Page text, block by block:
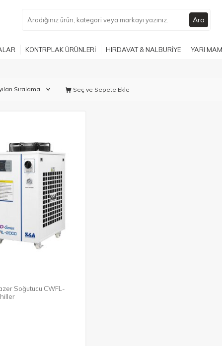
Ara
KONTRPLAK ÜRÜNLERİ HIRDAVAT & NALBURİYE YARI
Seç ve Sepete Ekle
Soğutucu CWFL-